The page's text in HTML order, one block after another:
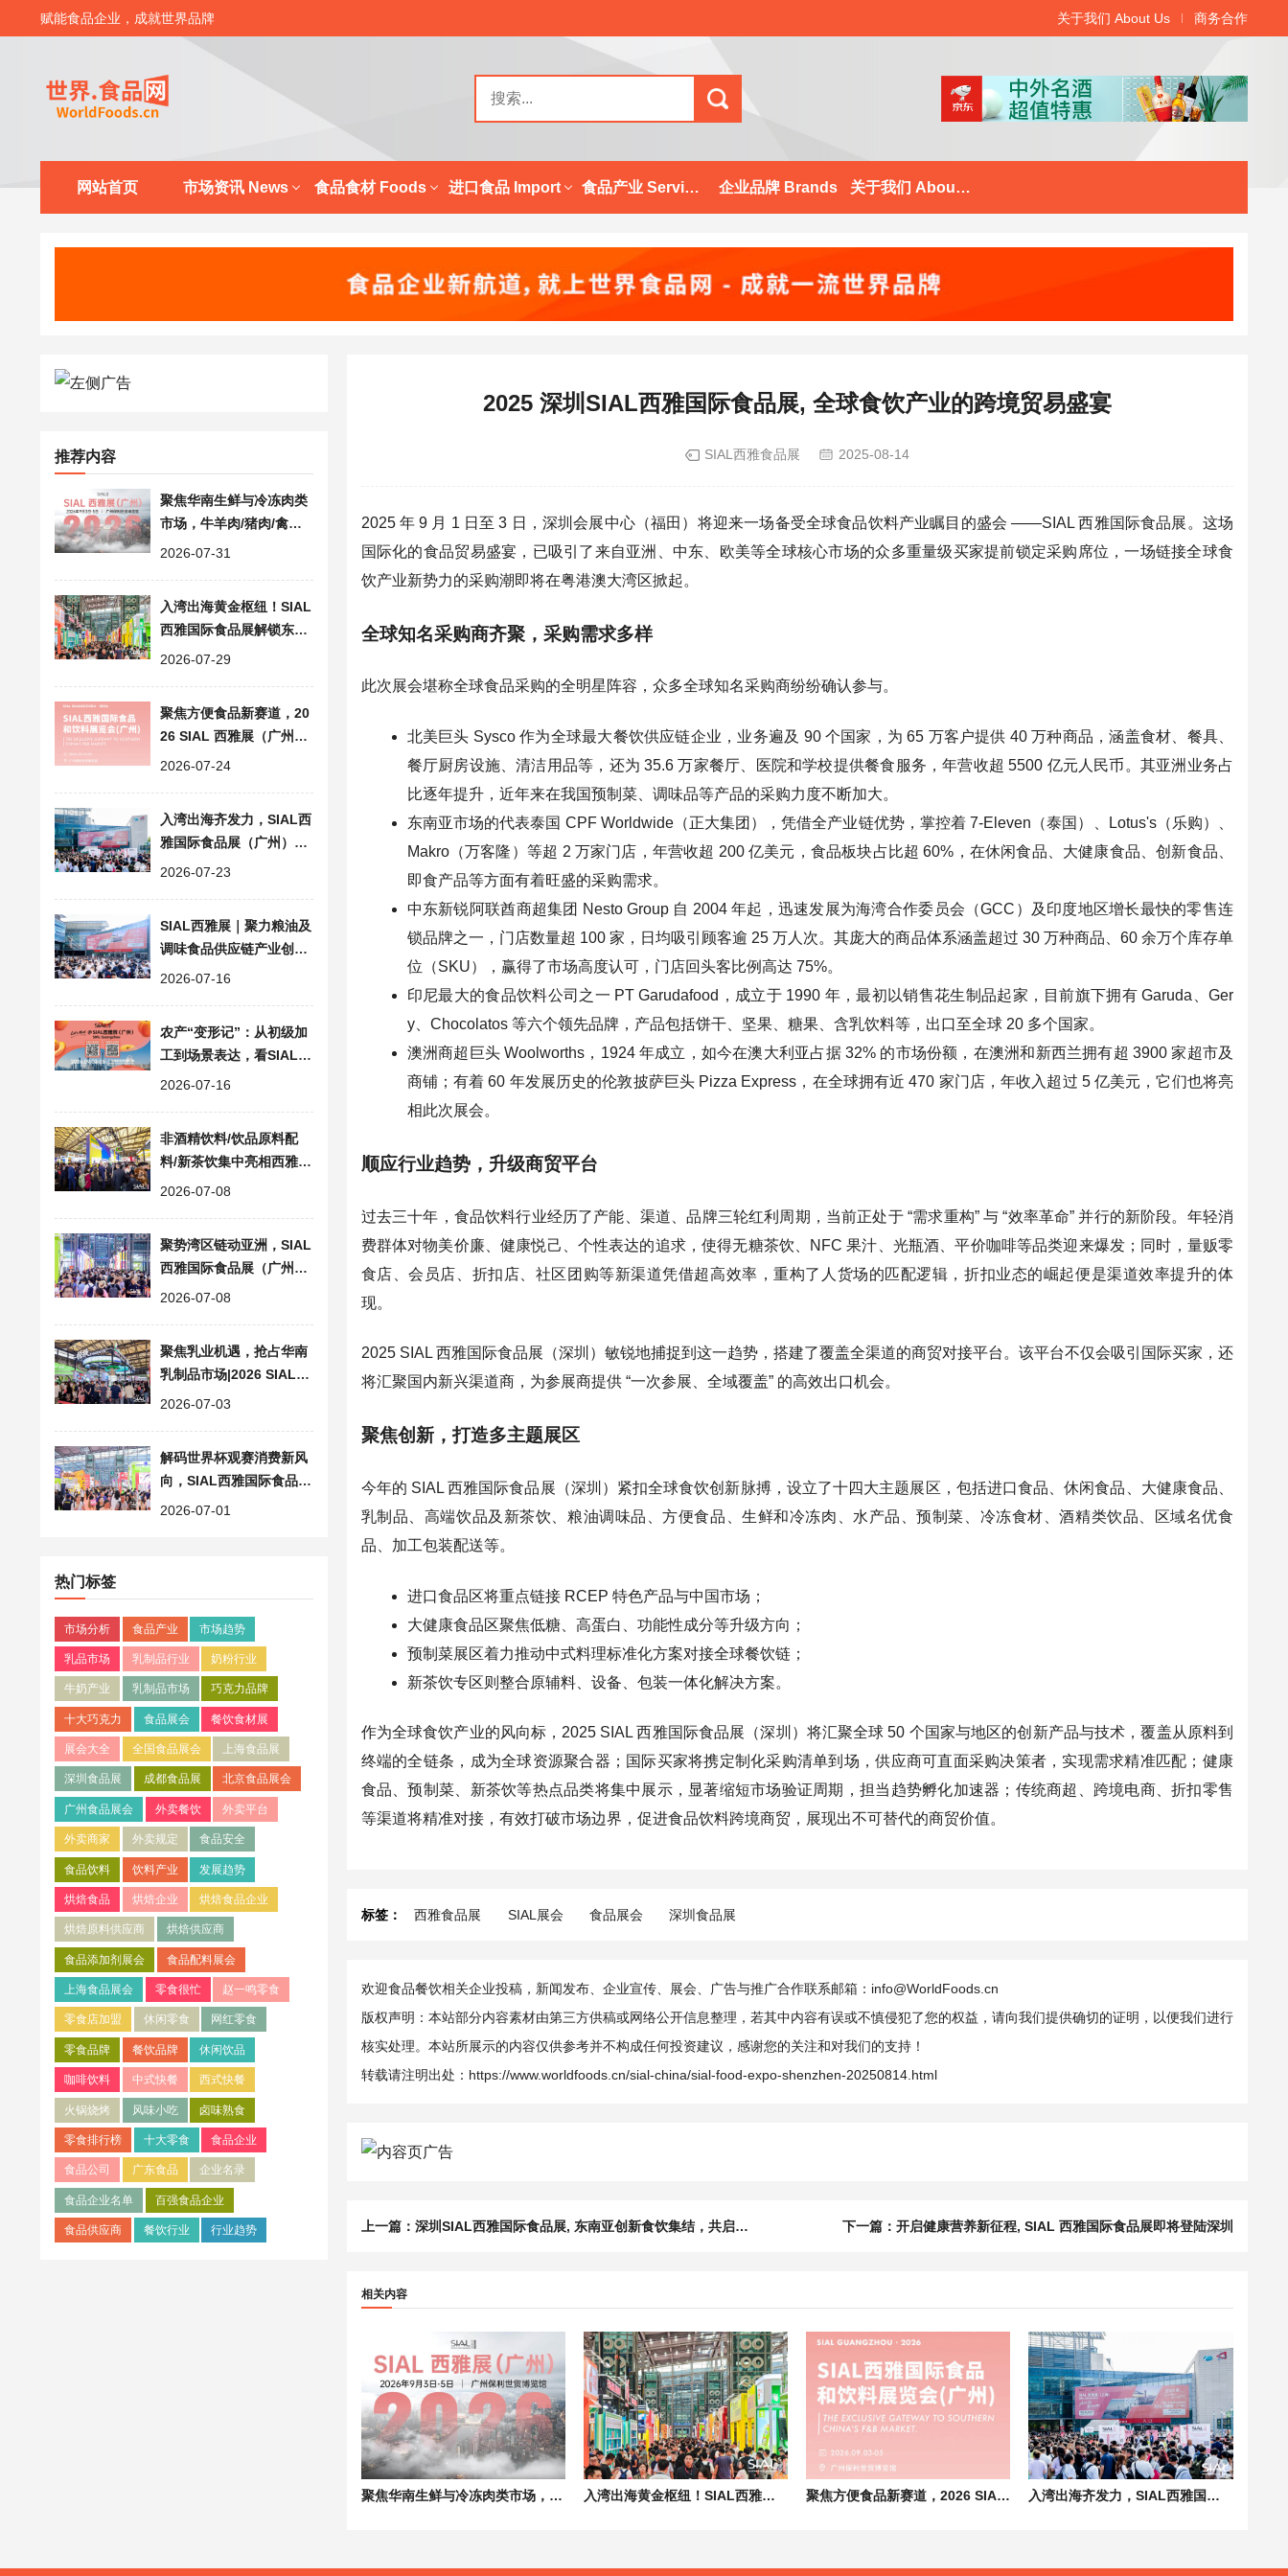
赋能食品企业，成就世界品牌 关于我们 About Us 商务合作
网站首页 市场资讯 News 食品食材 Foods 进口食品 Import 食品产业 Services 企业品牌 Brands 关于我们 About Us
推荐内容
聚焦华南生鲜与冷冻肉类
市场，牛羊肉/猪肉/禽蛋
等货源亮相西雅食品展
2026-07-31
入湾出海黄金枢纽！SIAL
西雅国际食品展解锁东南
亚万亿食饮蓝海
2026-07-29
聚焦方便食品新赛道，20
26 SIAL 西雅展（广州）
解锁湾区与东南亚双重商
2026-07-24
入湾出海齐发力，SIAL西
雅国际食品展（广州）打
造贸易新通路
2026-07-23
SIAL西雅展｜聚力粮油及
调味食品供应链产业创新
与贸易对接
2026-07-16
农产“变形记”：从初级加
工到场景表达，看SIAL西
雅展里的农业新质生产力
2026-07-16
非酒精饮料/饮品原料配
料/新茶饮集中亮相西雅国
际食品和饮料展会
2026-07-08
聚势湾区链动亚洲，SIAL
西雅国际食品展（广州）
释放商贸新势能
2026-07-08
聚焦乳业机遇，抢占华南
乳制品市场|2026 SIAL西
雅国际食品展会（广州）
2026-07-03
解码世界杯观赛消费新风
向，SIAL西雅国际食品展
（广州）抢占食饮贸易增
2026-07-01
热门标签
市场分析 食品产业 市场趋势
乳品市场 乳制品行业 奶粉行业
牛奶产业 乳制品市场 巧克力品牌
十大巧克力 食品展会 餐饮食材展
展会大全 全国食品展会 上海食品展
深圳食品展 成都食品展 北京食品展会
广州食品展会 外卖餐饮 外卖平台
外卖商家 外卖规定 食品安全
食品饮料 饮料产业 发展趋势
烘焙食品 烘焙企业 烘焙食品企业
烘焙原料供应商 烘焙供应商
食品添加剂展会 食品配料展会
上海食品展会 零食很忙 赵一鸣零食
零食店加盟 休闲零食 网红零食
零食品牌 餐饮品牌 休闲饮品
咖啡饮料 中式快餐 西式快餐
火锅烧烤 风味小吃 卤味熟食
零食排行榜 十大零食 食品企业
食品公司 广东食品 企业名录
食品企业名单 百强食品企业
食品供应商 餐饮行业 行业趋势
2025 深圳SIAL西雅国际食品展, 全球食饮产业的跨境贸易盛宴
SIAL西雅食品展 2025-08-14
2025 年 9 月 1 日至 3 日，深圳会展中心（福田）将迎来一场备受全球食品饮料产业瞩目的盛会 ——SIAL 西雅国际食品展。这场
国际化的食品贸易盛宴，已吸引了来自亚洲、中东、欧美等全球核心市场的众多重量级买家提前锁定采购席位，一场链接全球食
饮产业新势力的采购潮即将在粤港澳大湾区掀起。
全球知名采购商齐聚，采购需求多样
此次展会堪称全球食品采购的全明星阵容，众多全球知名采购商纷纷确认参与。
北美巨头 Sysco 作为全球最大餐饮供应链企业，业务遍及 90 个国家，为 65 万客户提供 40 万种商品，涵盖食材、餐具、
餐厅厨房设施、清洁用品等，还为 35.6 万家餐厅、医院和学校提供餐食服务，年营收超 5500 亿元人民币。其亚洲业务占
比逐年提升，近年来在我国预制菜、调味品等产品的采购力度不断加大。
东南亚市场的代表泰国 CPF Worldwide（正大集团），凭借全产业链优势，掌控着 7-Eleven（泰国）、Lotus's（乐购）、
Makro（万客隆）等超 2 万家门店，年营收超 200 亿美元，食品板块占比超 60%，在休闲食品、大健康食品、创新食品、
即食产品等方面有着旺盛的采购需求。
中东新锐阿联酋商超集团 Nesto Group 自 2004 年起，迅速发展为海湾合作委员会（GCC）及印度地区增长最快的零售连
锁品牌之一，门店数量超 100 家，日均吸引顾客逾 25 万人次。其庞大的商品体系涵盖超过 30 万种商品、60 余万个库存单
位（SKU），赢得了市场高度认可，门店回头客比例高达 75%。
印尼最大的食品饮料公司之一 PT Garudafood，成立于 1990 年，最初以销售花生制品起家，目前旗下拥有 Garuda、Ger
y、Chocolatos 等六个领先品牌，产品包括饼干、坚果、糖果、含乳饮料等，出口至全球 20 多个国家。
澳洲商超巨头 Woolworths，1924 年成立，如今在澳大利亚占据 32% 的市场份额，在澳洲和新西兰拥有超 3900 家超市及
商铺；有着 60 年发展历史的伦敦披萨巨头 Pizza Express，在全球拥有近 470 家门店，年收入超过 5 亿美元，它们也将亮
相此次展会。
顺应行业趋势，升级商贸平台
过去三十年，食品饮料行业经历了产能、渠道、品牌三轮红利周期，当前正处于 “需求重构” 与 “效率革命” 并行的新阶段。年轻消
费群体对物美价廉、健康悦己、个性表达的追求，使得无糖茶饮、NFC 果汁、光瓶酒、平价咖啡等品类迎来爆发；同时，量贩零
食店、会员店、折扣店、社区团购等新渠道凭借超高效率，重构了人货场的匹配逻辑，折扣业态的崛起便是渠道效率提升的体
现。
2025 SIAL 西雅国际食品展（深圳）敏锐地捕捉到这一趋势，搭建了覆盖全渠道的商贸对接平台。该平台不仅会吸引国际买家，还
将汇聚国内新兴渠道商，为参展商提供 “一次参展、全域覆盖” 的高效出口机会。
聚焦创新，打造多主题展区
今年的 SIAL 西雅国际食品展（深圳）紧扣全球食饮创新脉搏，设立了十四大主题展区，包括进口食品、休闲食品、大健康食品、
乳制品、高端饮品及新茶饮、粮油调味品、方便食品、生鲜和冷冻肉、水产品、预制菜、冷冻食材、酒精类饮品、区域名优食
品、加工包装配送等。
进口食品区将重点链接 RCEP 特色产品与中国市场；
大健康食品区聚焦低糖、高蛋白、功能性成分等升级方向；
预制菜展区着力推动中式料理标准化方案对接全球餐饮链；
新茶饮专区则整合原辅料、设备、包装一体化解决方案。
作为全球食饮产业的风向标，2025 SIAL 西雅国际食品展（深圳）将汇聚全球 50 个国家与地区的创新产品与技术，覆盖从原料到
终端的全链条，成为全球资源聚合器；国际买家将携定制化采购清单到场，供应商可直面采购决策者，实现需求精准匹配；健康
食品、预制菜、新茶饮等热点品类将集中展示，显著缩短市场验证周期，担当趋势孵化加速器；传统商超、跨境电商、折扣零售
等渠道将精准对接，有效打破市场边界，促进食品饮料跨境商贸，展现出不可替代的商贸价值。
标签： 西雅食品展 SIAL展会 食品展会 深圳食品展
欢迎食品餐饮相关企业投稿，新闻发布、企业宣传、展会、广告与推广合作联系邮箱：info@WorldFoods.cn
版权声明：本站部分内容素材由第三方供稿或网络公开信息整理，若其中内容有误或不慎侵犯了您的权益，请向我们提供确切的证明，以便我们进行
核实处理。本站所展示的内容仅供参考并不构成任何投资建议，感谢您的关注和对我们的支持！
转载请注明出处： https://www.worldfoods.cn/sial-china/sial-food-expo-shenzhen-20250814.html
上一篇： 深圳SIAL西雅国际食品展, 东南亚创新食饮集结，共启健康美味新篇 下一篇： 开启健康营养新征程, SIAL 西雅国际食品展即将登陆深圳
相关内容
聚焦华南生鲜与冷冻肉类市场，牛羊肉/猪肉/禽蛋等货源亮相西雅食品展 入湾出海黄金枢纽！SIAL西雅国际食品展解锁东南亚万亿食饮蓝海 聚焦方便食品新赛道，2026 SIAL 西雅展（广州）解锁湾区与东南亚双重商机 入湾出海齐发力，SIAL西雅国际食品展（广州）打造贸易新通路